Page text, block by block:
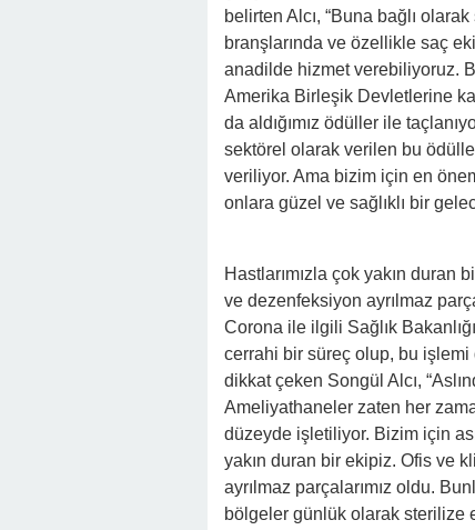
belirten Alcı, “Buna bağlı
branşlarında ve özellikle saç
anadilde hizmet verebiliyoruz.
Amerika Birleşik Devletlerine
da aldığımız ödüller ile
sektörel olarak verilen bu
veriliyor. Ama bizim için en
onlara güzel ve sağlıklı bir
Hastlarımızla çok yakın duran
ve dezenfeksiyon ayrılmaz
Corona ile ilgili Sağlık
cerrahi bir süreç olup, bu
dikkat çeken Songül Alcı,
Ameliyathaneler zaten her
düzeyde işletiliyor. Bizim için
yakın duran bir ekipiz. Ofis ve
ayrılmaz parçalarımız oldu.
bölgeler günlük olarak sterilize